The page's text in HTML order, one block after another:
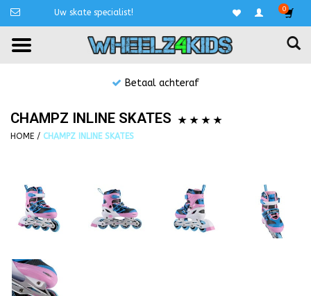
Uw skate specialist! 0
Betaal achteraf
CHAMPZ INLINE SKATES
HOME / CHAMPZ INLINE SKATES